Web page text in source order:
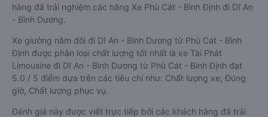
hàng đã trải nghiệm các hãng Xe Phù Cát - Bình Định đi Dĩ An
- Bình Dương.
Xe giường nằm đôi đi Dĩ An - Bình Dương từ Phù Cát - Bình
Định được phân loại chất lượng tốt nhất là xe Tài Phát
Limousine đi Dĩ An - Bình Dương từ Phù Cát - Bình Định đạt
5.0 / 5 điểm dựa trên các tiêu chí như: Chất lượng xe, Đúng
giờ, Chất lượng phục vụ.
Đánh giá này được viết trực tiếp bởi các khách hàng đã trải